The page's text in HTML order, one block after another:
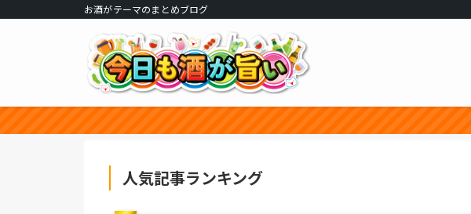
お酒がテーマのまとめブログ
人気記事ランキング